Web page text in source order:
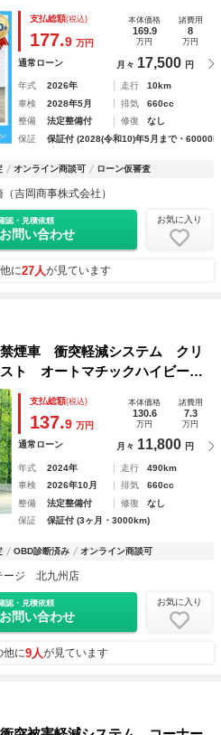
ライト ＵＳＢソケット パワ
動格納ミラー シートヒータ
支払総額(税込)
177.9 万円
本体価格
169.9
万円
諸費用
8
万円
通常ローン 月々 17,500 円
年式 2026年 走行
10km
車検
2028年5月 排気
660cc
整備
法定整備付 修復
なし
保証
保証付 (2028(令和10)年5月まで・
オンライン商談可 ローン仮審査
吉岡商事株式会社）
認・見積依頼
問い合わせ
お気に入り
に27人が見ています
煙車 衝突軽減システム クリ
ト オートマチックハイビー
イバシーガラス 盗難防止装
キーレス
支払総額(税込)
137.9 万円
本体価格
130.6
万円
諸費用
7.3
万円
通常ローン 月々 11,800 円
年式 2024年 走行
490km
車検
2026年10月 排気
660cc
整備
法定整備付 修復
なし
保証
保証付 (3ヶ月・3000km)
OBD診断済み オンライン商談可
ージ 北九州店
認・見積依頼
問い合わせ
お気に入り
他に9人が見ています